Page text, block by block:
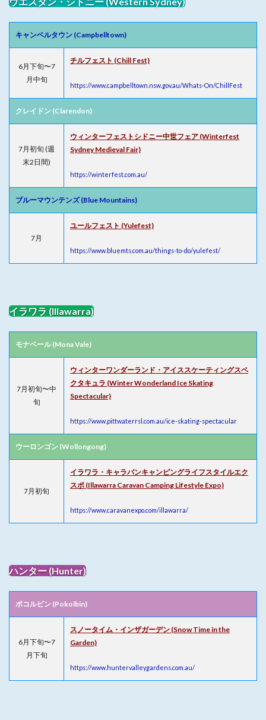
キャンベルタウン (Campbelltown)
6月下旬〜7
月中旬
チルフェスト (Chill Fest)
https://www.campbelltown.nsw.gov.au/Whats-On/ChillFest
クレイドン (Clarendon)
7月初旬 (週
末2日間)
ウィンターフェストシドニー中世フェア (Winterfest
Sydney Medieval Fair)
https://winterfest.com.au/
ブルーマウンテンズ (Blue Mountains)
7月
ユールフェスト (Yulefest)
https://www.bluemts.com.au/things-to-do/yulefest/
イラワラ (Illawarra)
モナベール (Mona Vale)
7月初旬〜中
旬
ウィンターワンダーランド・アイススケーティングスペ
クタキュラ (Winter Wonderland Ice Skating
Spectacular)
https://www.pittwaterrsl.com.au/ice-skating-spectacular
ウーロンゴン (Wollongong)
7月初旬
イラワラ・キャラバンキャンピングライフスタイルエク
スポ (Illawarra Caravan Camping Lifestyle Expo)
https://www.caravanexpo.com/illawarra/
ハンター (Hunter)
ポコルビン (Pokolbin)
6月下旬〜7
月下旬
スノータイム・インザガーデン (Snow Time in the
Garden)
https://www.huntervalleygardens.com.au/